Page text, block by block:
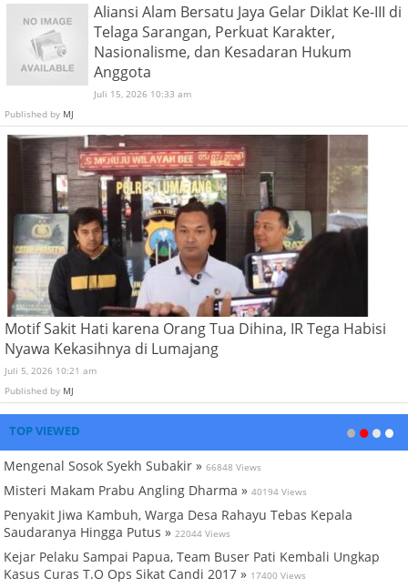
Aliansi Alam Bersatu Jaya Gelar Diklat Ke-III di
Telaga Sarangan, Perkuat Karakter,
Nasionalisme, dan Kesadaran Hukum
Anggota
Juli 15, 2026 10:33 am
Published by MJ
Motif Sakit Hati karena Orang Tua Dihina, IR Tega Habisi
Nyawa Kekasihnya di Lumajang
Juli 5, 2026 10:21 am
Published by MJ
TOP VIEWED
Mengenal Sosok Syekh Subakir » 66848 Views
Misteri Makam Prabu Angling Dharma » 40194 Views
Penyakit Jiwa Kambuh, Warga Desa Rahayu Tebas Kepala
Saudaranya Hingga Putus » 22044 Views
Kejar Pelaku Sampai Papua, Team Buser Pati Kembali Ungkap
Kasus Curas T.O Ops Sikat Candi 2017 » 17400 Views